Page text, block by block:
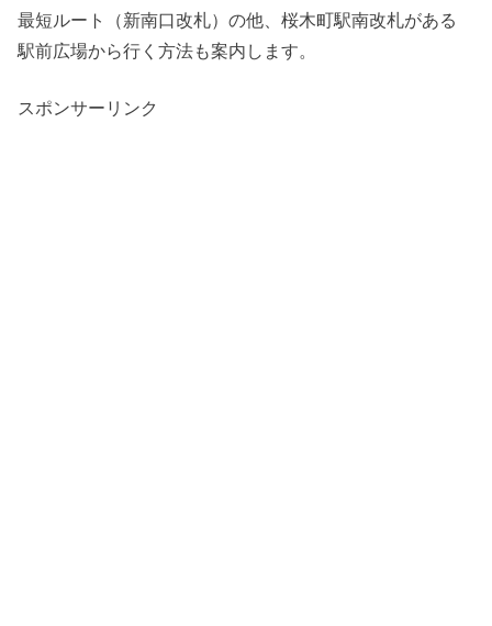
最短ルート（新南口改札）の他、桜木町駅南改札がある
駅前広場から行く方法も案内します。
スポンサーリンク